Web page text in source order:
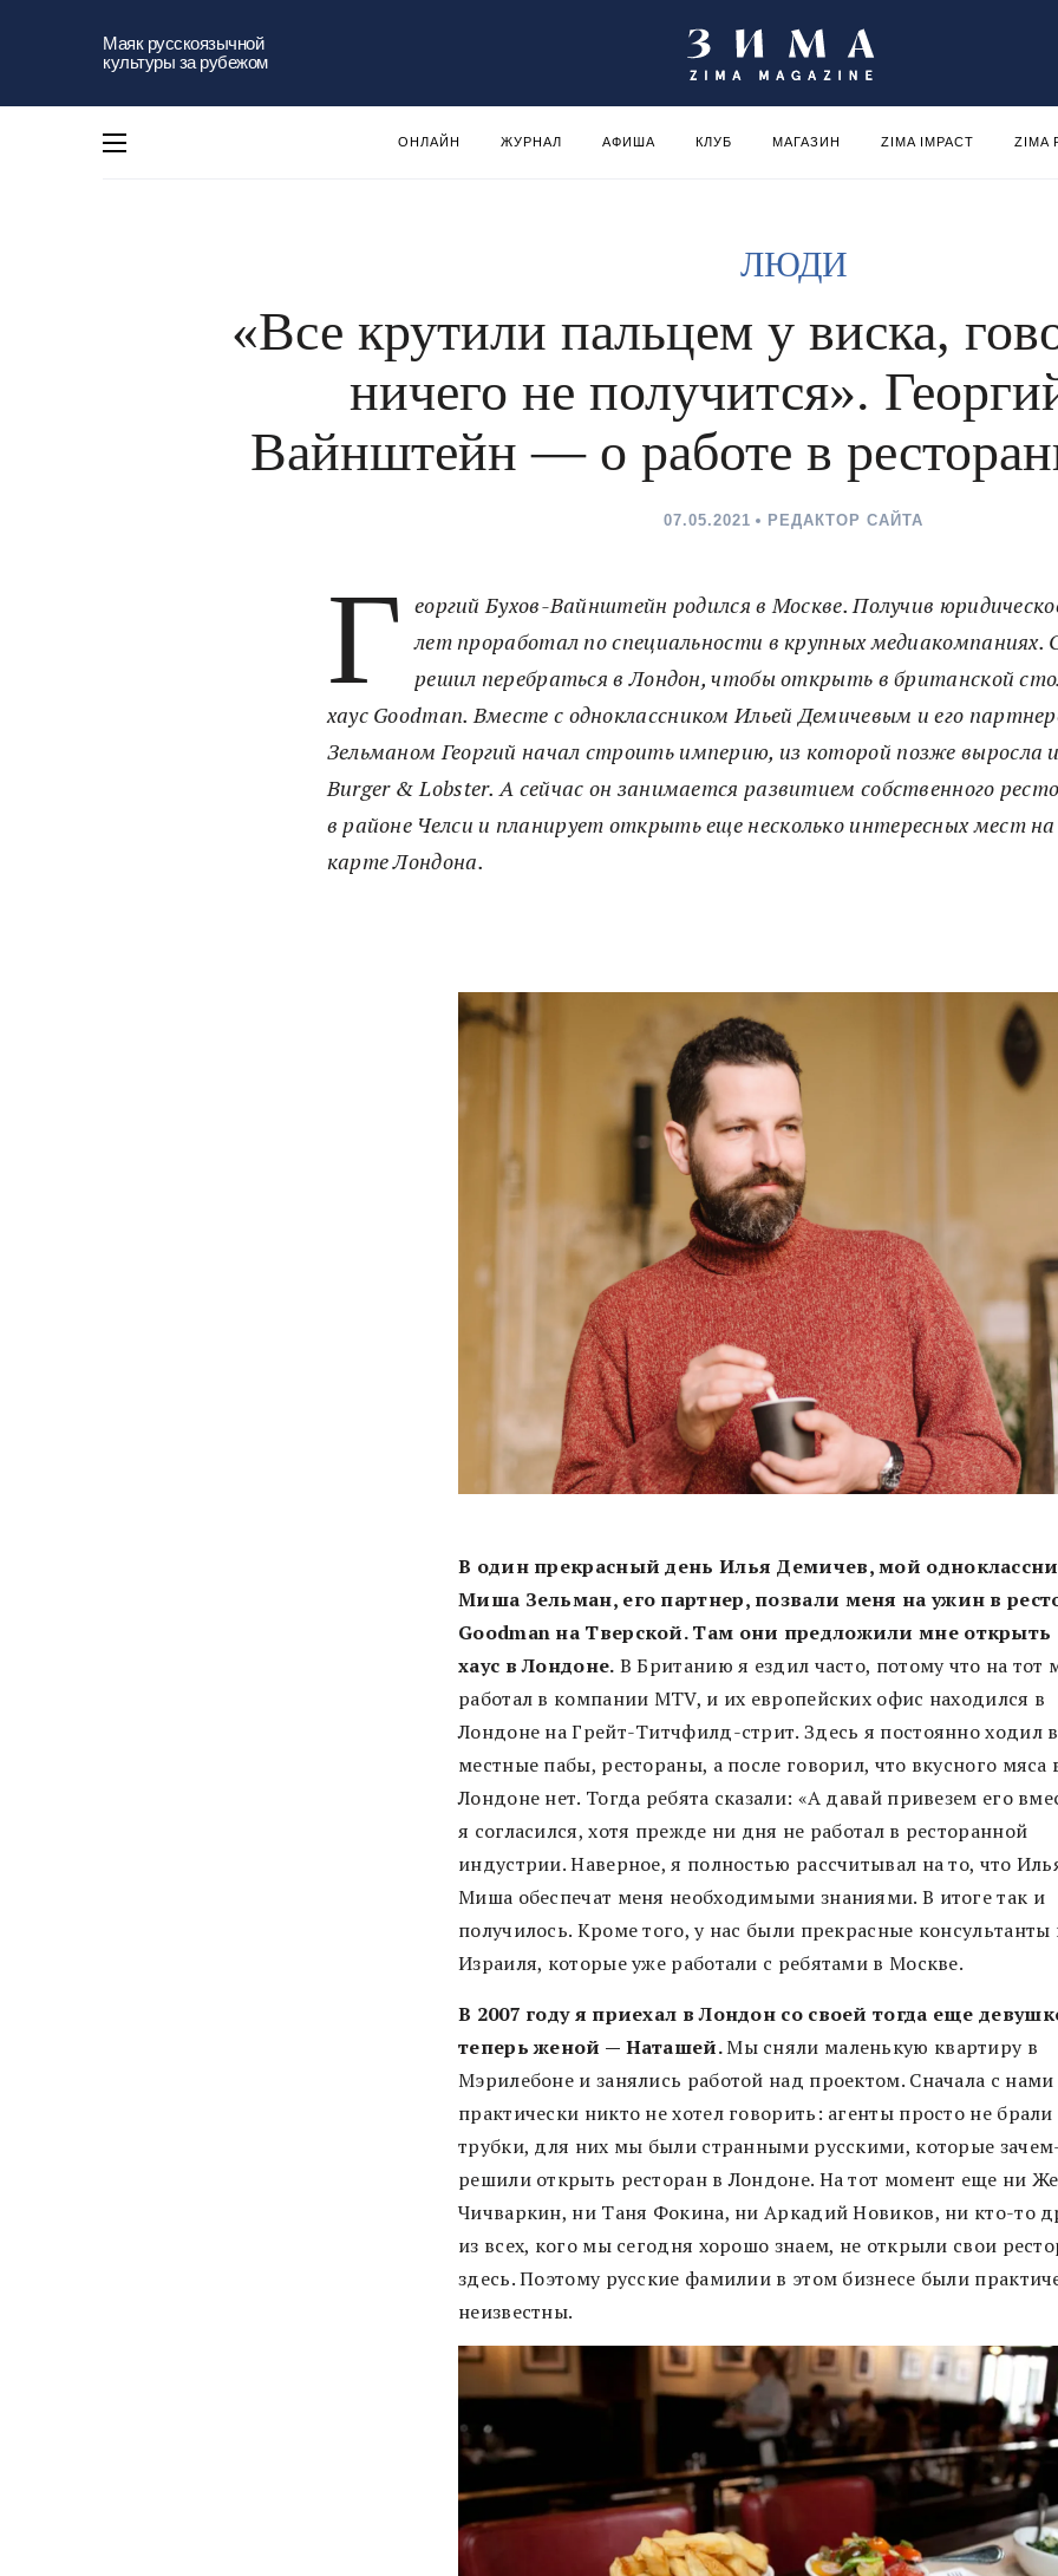
Маяк русскоязычной
культуры за рубежом
ОНЛАЙН ЖУРНАЛ АФИША КЛУБ МАГАЗИН ZIMA IMPACT ZIMA
ЛЮДИ
«Все крутили пальцем у виска,
ничего не получится».
Вайнштейн — о работе в
07.05.2021 РЕДАКТОР САЙТА
Г еоргий Бухов-Вайнштейн родился в Москве. Получив
лет проработал по специальности в крупных медиакомпаниях.
решил перебраться в Лондон, чтобы открыть в британской
хаус Goodman. Вместе с одноклассником Ильей Демичевым и его
Зельманом Георгий начал строить империю, из которой позже выросла
Burger & Lobster. А сейчас он занимается развитием собственного
в районе Челси и планирует открыть еще несколько интересных мест
карте Лондона.
В один прекрасный день Илья Демичев, мой
Миша Зельман, его партнер, позвали меня на ужин в
Goodman на Тверской. Там они предложили мне открыть
хаус в Лондоне. В Британию я ездил часто, потому что на тот
работал в компании MTV, и их европейских офис находился в
Лондоне на Грейт-Титчфилд-стрит. Здесь я постоянно ходил в
местные пабы, рестораны, а после говорил, что вкусного мяса
Лондоне нет. Тогда ребята сказали: «А давай привезем его
я согласился, хотя прежде ни дня не работал в ресторанной
индустрии. Наверное, я полностью рассчитывал на то, что
Миша обеспечат меня необходимыми знаниями. В итоге так и
получилось. Кроме того, у нас были прекрасные консультанты
Израиля, которые уже работали с ребятами в Москве.
В 2007 году я приехал в Лондон со своей тогда еще
теперь женой — Наташей.Мы сняли маленькую квартиру в
Мэрилебоне и занялись работой над проектом. Сначала с нами
практически никто не хотел говорить: агенты просто не брали
трубки, для них мы были странными русскими, которые
решили открыть ресторан в Лондоне. На тот момент еще ни
Чичваркин, ни Таня Фокина, ни Аркадий Новиков, ни кто-то
из всех, кого мы сегодня хорошо знаем, не открыли свои
здесь. Поэтому русские фамилии в этом бизнесе были
неизвестны.